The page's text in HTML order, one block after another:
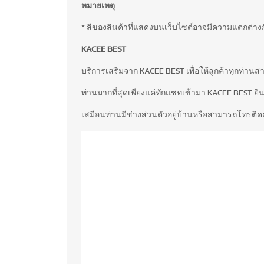
หมายเหตุ
* สีของสินค้าที่แสดงบนเว็บไซต์อาจมีความแตกต่า
KACEE BEST
บริการเสริมจาก KACEE BEST เพื่อให้ลูกค้าทุกท่
ท่านมากที่สุดเพียงแค่ทักแชทเข้ามา KACEE BEST
เสมือนท่านมีช่างส่วนตัวอยู่บ้านหรือสามารถโทรติด